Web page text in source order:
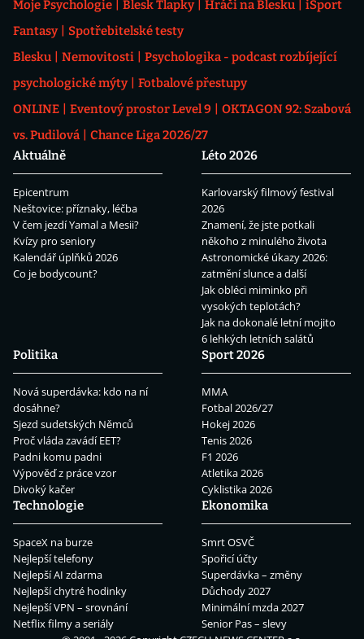
Moje Psychologie Blesk Tlapky Hráči na Blesku
iSport
Fantasy
Spotřebitelské testy
Blesku
Nemovitosti
Psychologika - podcast rozbíjející
psychologické mýty
Fotbalové přestupy
ONLINE
Eventový prostor Level 9
OKTAGON 92: Szabová
vs. Pudilová
Chance Liga 2026/27
Aktuálně
Epicentrum
Neštovice: příznaky, léčba
V čem jezdí Yamal a Mesii?
Kvízy pro seniory
Kalendář úplňků 2026
Co je bodycount?
Léto 2026
Karlovarský filmový festival
2026
Znamení, že jste potkali
někoho z minulého života
Astronomické úkazy 2026:
zatmění slunce a další
Jak obléci miminko při
vysokých teplotách?
Jak na dokonalé letní mojito
6 lehkých letních salátů
Politika
Nová superdávka: kdo na ní
dosáhne?
Sjezd sudetských Němců
Proč vláda zavádí EET?
Padni komu padni
Výpověď z práce vzor
Divoký kačer
Sport 2026
MMA
Fotbal 2026/27
Hokej 2026
Tenis 2026
F1 2026
Atletika 2026
Cyklistika 2026
Technologie
SpaceX na burze
Nejlepší telefony
Nejlepší AI zdarma
Nejlepší chytré hodinky
Nejlepší VPN – srovnání
Netflix filmy a seriály
Ekonomika
Smrt OSVČ
Spořicí účty
Superdávka – změny
Důchody 2027
Minimální mzda 2027
Senior Pas – slevy